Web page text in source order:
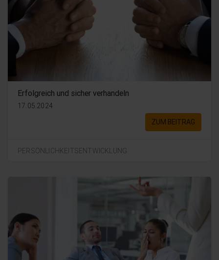
Erfolgreich und sicher verhandeln
17.05.2024
ZUM BEITRAG
PERSÖNLICHKEITSENTWICKLUNG